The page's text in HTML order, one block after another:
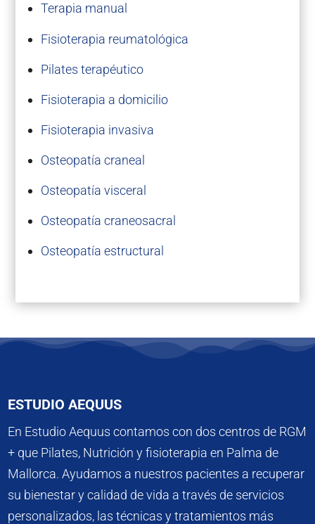
Terapia manual
Fisioterapia reumatológica
Pilates terapéutico
Fisioterapia a domicilio
Fisioterapia invasiva
Osteopatía craneal
Osteopatía visceral
Osteopatía craneosacral
Osteopatía estructural
ESTUDIO AEQUUS
En Estudio Aequus contamos con dos centros de RGM
+ que Pilates, Nutrición y fisioterapia en Palma de
Mallorca. Ayudamos a nuestros pacientes a recuperar
su bienestar y calidad de vida a través de servicios
personalizados, las técnicas y tratamientos más